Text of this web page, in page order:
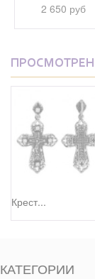
2 650 руб
Крест...
КАТЕГОРИИ